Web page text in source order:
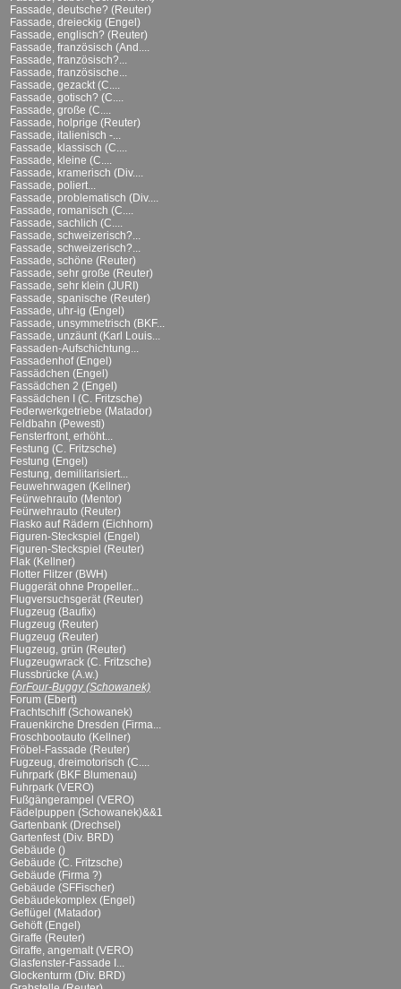
Fassade, deutsche? (Reuter)
Fassade, dreieckig (Engel)
Fassade, englisch? (Reuter)
Fassade, französisch (And....
Fassade, französisch?...
Fassade, französische...
Fassade, gezackt (C....
Fassade, gotisch? (C....
Fassade, große (C....
Fassade, holprige (Reuter)
Fassade, italienisch -...
Fassade, klassisch (C....
Fassade, kleine (C....
Fassade, kramerisch (Div....
Fassade, poliert...
Fassade, problematisch (Div....
Fassade, romanisch (C....
Fassade, sachlich (C....
Fassade, schweizerisch?...
Fassade, schweizerisch?...
Fassade, schöne (Reuter)
Fassade, sehr große (Reuter)
Fassade, sehr klein (JURI)
Fassade, spanische (Reuter)
Fassade, uhr-ig (Engel)
Fassade, unsymmetrisch (BKF...
Fassade, unzäunt (Karl Louis...
Fassaden-Aufschichtung...
Fassadenhof (Engel)
Fassädchen (Engel)
Fassädchen 2 (Engel)
Fassädchen I (C. Fritzsche)
Federwerkgetriebe (Matador)
Feldbahn (Pewesti)
Fensterfront, erhöht...
Festung (C. Fritzsche)
Festung (Engel)
Festung, demilitarisiert...
Feuwehrwagen (Kellner)
Feürwehrauto (Mentor)
Feürwehrauto (Reuter)
Fiasko auf Rädern (Eichhorn)
Figuren-Steckspiel (Engel)
Figuren-Steckspiel (Reuter)
Flak (Kellner)
Flotter Flitzer (BWH)
Fluggerät ohne Propeller...
Flugversuchsgerät (Reuter)
Flugzeug (Baufix)
Flugzeug (Reuter)
Flugzeug (Reuter)
Flugzeug, grün (Reuter)
Flugzeugwrack (C. Fritzsche)
Flussbrücke (A.w.)
ForFour-Buggy (Schowanek)
Forum (Ebert)
Frachtschiff (Schowanek)
Frauenkirche Dresden (Firma...
Froschbootauto (Kellner)
Fröbel-Fassade (Reuter)
Fugzeug, dreimotorisch (C....
Fuhrpark (BKF Blumenau)
Fuhrpark (VERO)
Fußgängerampel (VERO)
Fädelpuppen (Schowanek)&&1
Gartenbank (Drechsel)
Gartenfest (Div. BRD)
Gebäude ()
Gebäude (C. Fritzsche)
Gebäude (Firma ?)
Gebäude (SFFischer)
Gebäudekomplex (Engel)
Geflügel (Matador)
Gehöft (Engel)
Giraffe (Reuter)
Giraffe, angemalt (VERO)
Glasfenster-Fassade I...
Glockenturm (Div. BRD)